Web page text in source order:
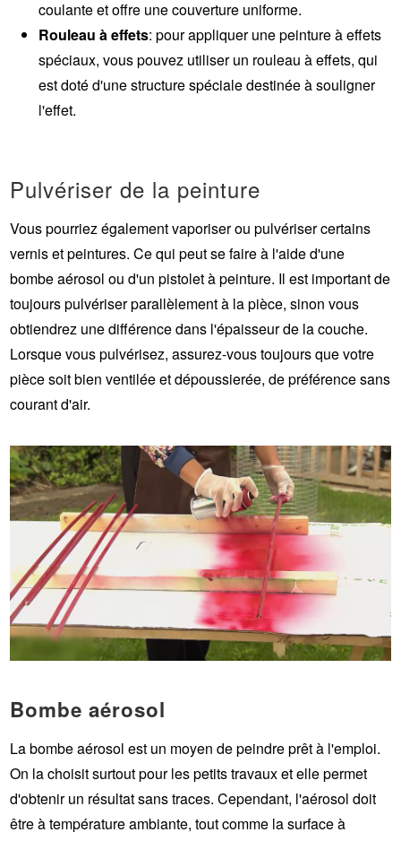
coulante et offre une couverture uniforme.
Rouleau à effets: pour appliquer une peinture à effets
spéciaux, vous pouvez utiliser un rouleau à effets, qui
est doté d'une structure spéciale destinée à souligner
l'effet.
Pulvériser de la peinture
Vous pourriez également vaporiser ou pulvériser certains
vernis et peintures. Ce qui peut se faire à l'aide d'une
bombe aérosol ou d'un pistolet à peinture. Il est important de
toujours pulvériser parallèlement à la pièce, sinon vous
obtiendrez une différence dans l'épaisseur de la couche.
Lorsque vous pulvérisez, assurez-vous toujours que votre
pièce soit bien ventilée et dépoussierée, de préférence sans
courant d'air.
Bombe aérosol
La bombe aérosol est un moyen de peindre prêt à l'emploi.
On la choisit surtout pour les petits travaux et elle permet
d'obtenir un résultat sans traces. Cependant, l'aérosol doit
être à température ambiante, tout comme la surface à